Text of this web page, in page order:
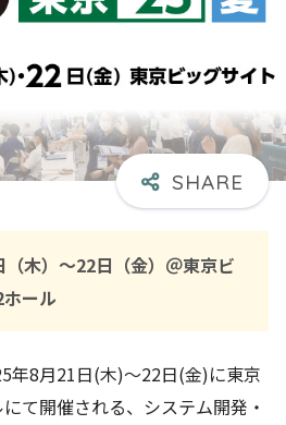
木）～22日（金）＠東京ビ
ール
年8月21日(木)～22日(金)に東京
て開催される、システム開発・